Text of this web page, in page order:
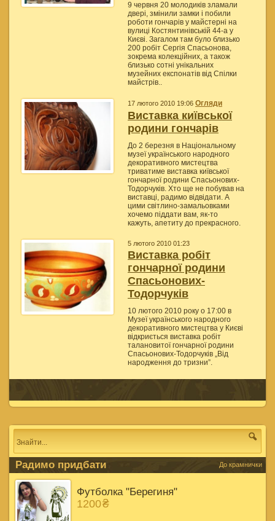
9 червня 20 молодиків зламали
двері, змінили замки і побили
роботи гончарів у майстерні на
вулиці Костянтинівській 44-а у
Києві. Загалом там було близько
200 робіт Сергія Спасьонова,
зокрема колекційних, а також
близько сотні унікальних
музейних експонатів від Спілки
майстрів..
17 лютого 2010 19:06 Огляди
Виставка київської
родини гончарів
До 2 березня в Національному
музеї українського народного
декоративного мистецтва
триватиме виставка київської
гончарної родини Спасьонових-
Тодорчуків. Хто ще не побував на
виставці, радимо відвідати. А
цими світлино-замальовками
хочемо піддати вам, як-то
кажуть, апетиту до прекрасного.
5 лютого 2010 01:23
Виставка робіт
гончарної родини
Спасьонових-
Тодорчуків
10 лютого 2010 року о 17:00 в
Музеї українського народного
декоративного мистецтва у Києві
відкриється виставка робіт
талановитої гончарної родини
Спасьонових-Тодорчуків „Від
народження до тризни”.
Радимо придбати До крамнички
Футболка "Берегиня"
1200₴